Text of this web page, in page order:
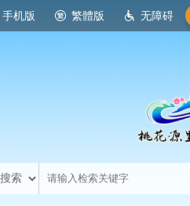
手机版 繁體版 无障碍